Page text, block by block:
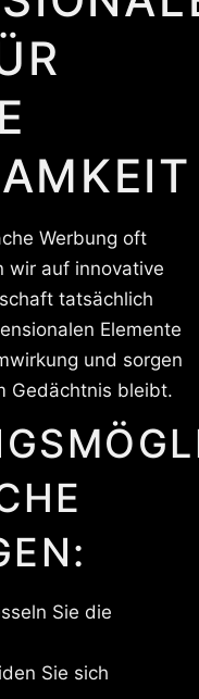
Werbung oft
wir auf innovative
tatsächlich
Elemente
und sorgen
Gedächtnis bleibt.
Sie die
Sie sich